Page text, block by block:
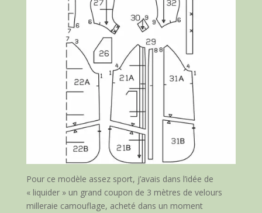
Pour ce modèle assez sport, j’avais dans l’idée de
« liquider » un grand coupon de 3 mètres de velours
milleraie camouflage, acheté dans un moment